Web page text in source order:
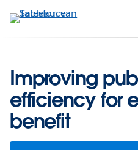
Verder
naar
Improving
efficiency for
benefit